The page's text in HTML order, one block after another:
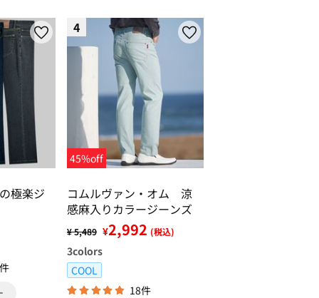
極楽ジ
4
45%off
コムルヴァン・オム 涼
感麻入りカラージーンズ
¥ 5,489 ¥2,992 (税込)
3colors
COOL
18件